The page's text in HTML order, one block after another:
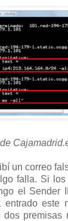
un correo
falla. Si
el Sender
este
premisas